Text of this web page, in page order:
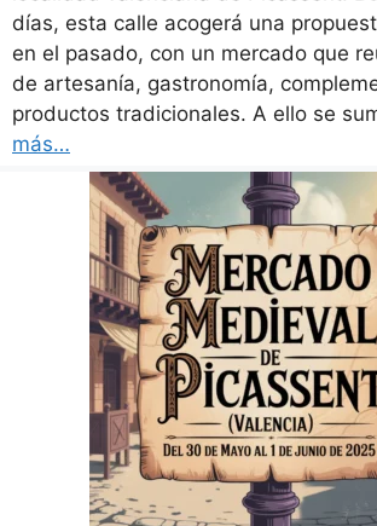
días, esta calle acogerá una
en el pasado, con un mercado que
de artesanía, gastronomía,
productos tradicionales. A ello se
más…